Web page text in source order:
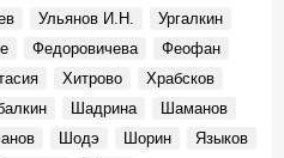
Ульянов И.Н.
Ургалкин
Федоровичева
Феофан
Хитрово
Храбсков
Шадрина
Шаманов
Шодэ Шорин
Языков